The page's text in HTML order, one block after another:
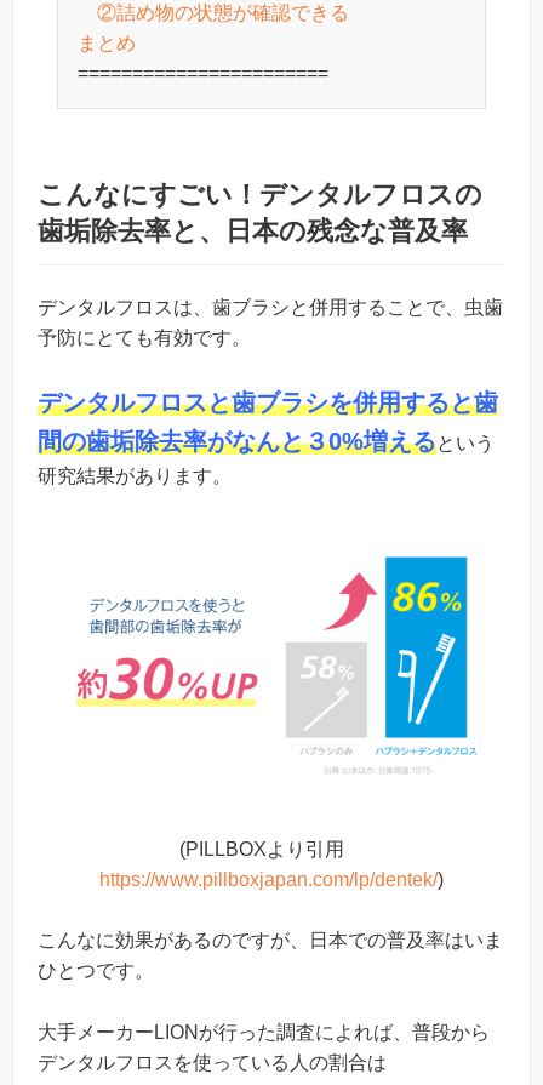
②詰め物の状態が確認できる
まとめ
=======================
こんなにすごい！デンタルフロスの
歯垢除去率と、日本の残念な普及率
デンタルフロスは、歯ブラシと併用することで、虫歯
予防にとても有効です。
デンタルフロスと歯ブラシを併用すると歯
間の歯垢除去率がなんと３0%増えるという
研究結果があります。
(PILLBOXより引用
https://www.pillboxjapan.com/lp/dentek/)
こんなに効果があるのですが、日本での普及率はいま
ひとつです。
大手メーカーLIONが行った調査によれば、普段から
デンタルフロスを使っている人の割合は